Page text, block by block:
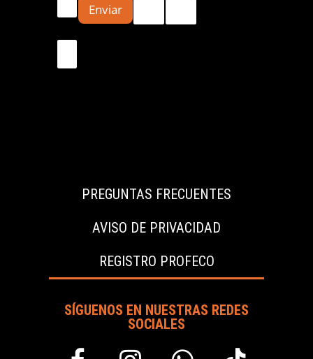
E
a
Enviar
PREGUNTAS FRECUENTES
AVISO DE PRIVACIDAD
REGISTRO PROFECO
SÍGUENOS EN NUESTRAS REDES
SOCIALES